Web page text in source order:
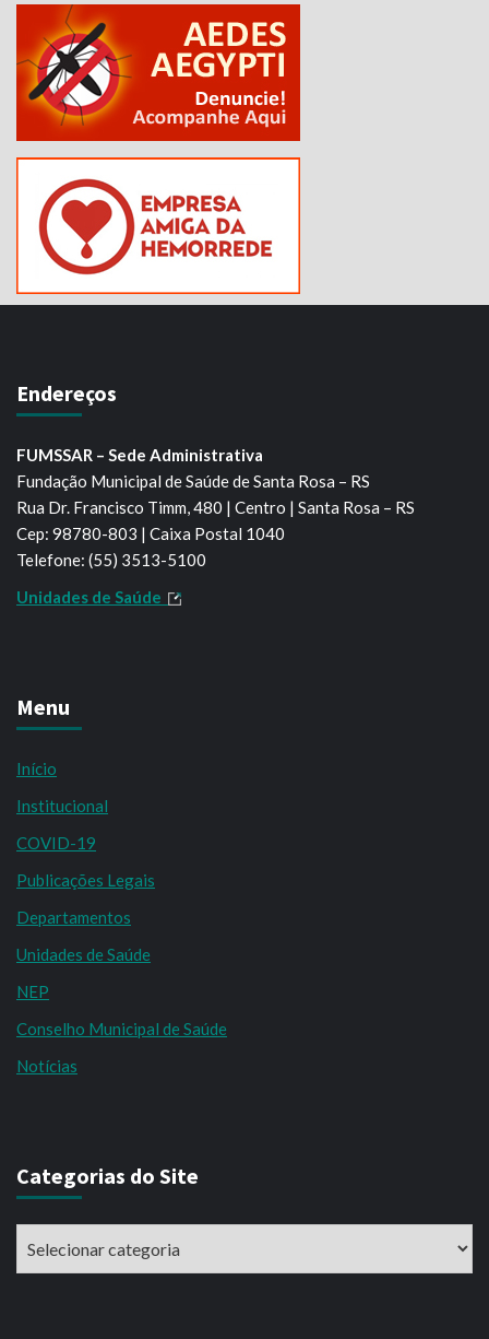
Endereços
FUMSSAR – Sede Administrativa
Fundação Municipal de Saúde de Santa Rosa – RS
Rua Dr. Francisco Timm, 480 | Centro | Santa Rosa – RS
Cep: 98780-803 | Caixa Postal 1040
Telefone: (55) 3513-5100
Unidades de Saúde
Menu
Início
Institucional
COVID-19
Publicações Legais
Departamentos
Unidades de Saúde
NEP
Conselho Municipal de Saúde
Notícias
Categorias do Site